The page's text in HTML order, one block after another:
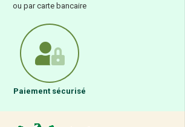
ou par carte bancaire
Paiement sécurisé